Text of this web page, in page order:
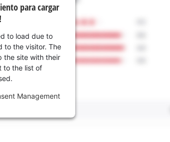
para cargar
to load due to
to the visitor. The
the site with their
to the list of
Management